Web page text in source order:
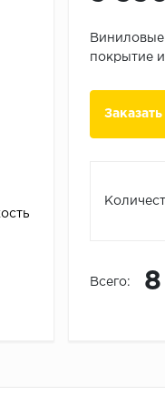
покрытие
Всего: